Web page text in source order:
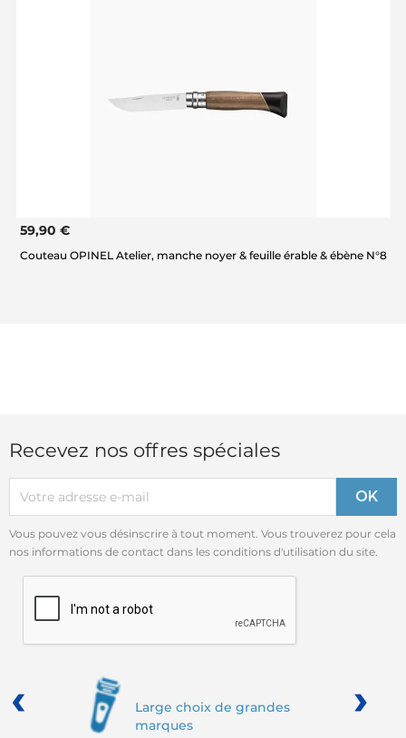
59,90 €
Couteau OPINEL Atelier, manche noyer & feuille érable & ébène N°8
Recevez nos offres spéciales
Vous pouvez vous désinscrire à tout moment. Vous trouverez pour cela
nos informations de contact dans les conditions d'utilisation du site.
Large choix de grandes
marques
‹ ›